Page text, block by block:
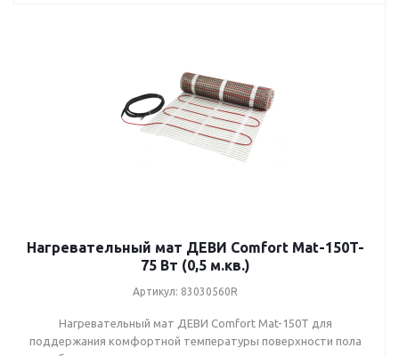
600Вт (4,0 м.кв.)
675Вт (4,5 м.кв.)
750Вт (5,0 м.кв.)
1200Вт (8,0 м.кв.)
1350Вт (9,0 м.кв.)
Нагревательный мат ДЕВИ Comfort Mat-150T-
75 Вт (0,5 м.кв.)
Артикул: 83030560R
Нагревательный мат ДЕВИ Comfort Mat-150T для
поддержания комфортной температуры поверхности пола